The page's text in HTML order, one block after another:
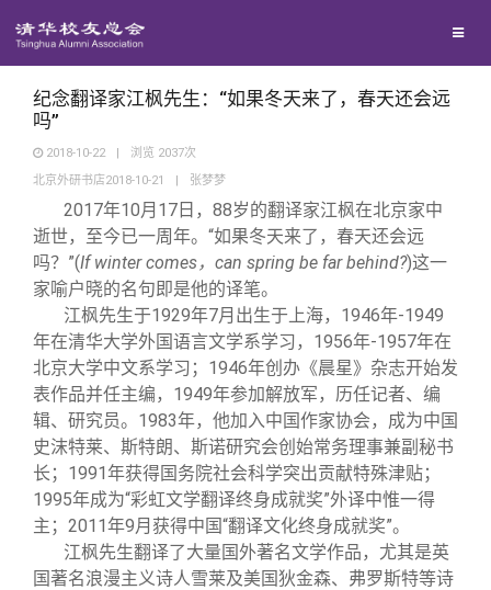
地区联络
年级联络
院系校友工作
专业委员会
兴趣群体
西南联大校友会
回馈母校
捐赠项目
捐赠新闻
捐赠纪事
捐赠方法
义工计划
媒体平台
《清华校友通讯》
《水木清华》
我要订阅
新媒体平台
百年清华
清华人物
清华故事
青春风采
校友文苑
校友讲坛
校友服务
终身学习
信息化服务
三创大赛
实用信息
校友总会
总会简介
会长致辞
总会章程
关闭
纪念翻译家江枫先生：“如果冬天来了，春天还会远
吗”
2018-10-22 | 浏览 2037次
北京外研书店2018-10-21
| 张梦梦
2017年10月17日，88岁的翻译家江枫在北京家中
逝世，至今已一周年。“如果冬天来了，春天还会远
吗？”(If winter comes，can spring be far behind?)这一
家喻户晓的名句即是他的译笔。
江枫先生于1929年7月出生于上海，1946年-1949
年在清华大学外国语言文学系学习，1956年-1957年在
北京大学中文系学习；1946年创办《晨星》杂志开始发
表作品并任主编，1949年参加解放军，历任记者、编
辑、研究员。1983年，他加入中国作家协会，成为中国
史沫特莱、斯特朗、斯诺研究会创始常务理事兼副秘书
长；1991年获得国务院社会科学突出贡献特殊津贴；
1995年成为“彩虹文学翻译终身成就奖”外译中惟一得
主；2011年9月获得中国“翻译文化终身成就奖”。
江枫先生翻译了大量国外著名文学作品，尤其是英
国著名浪漫主义诗人雪莱及美国狄金森、弗罗斯特等诗